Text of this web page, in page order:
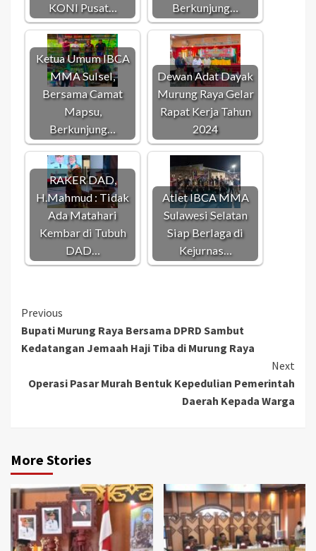
KONI Pusat…
Berkunjung…
Ketua Umum IBCA
MMA Sulsel,
Bersama Camat
Mapsu,
Berkunjung…
Dewan Adat Dayak
Murung Raya Gelar
Rapat Kerja Tahun
2024
RAKER DAD,
H.Mahmud : Tidak
Ada Matahari
Kembar di Tubuh
DAD…
Atlet IBCA MMA
Sulawesi Selatan
Siap Berlaga di
Kejurnas…
Continue
Reading
Previous
Bupati Murung Raya Bersama DPRD Sambut
Kedatangan Jemaah Haji Tiba di Murung Raya
Next
Operasi Pasar Murah Bentuk Kepedulian Pemerintah
Daerah Kepada Warga
More Stories